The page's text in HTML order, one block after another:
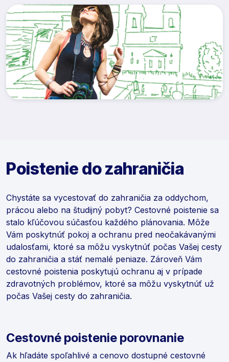
Poistenie do zahraničia
Chystáte sa vycestovať do zahraničia za oddychom,
prácou alebo na študijný pobyt? Cestovné poistenie sa
stalo kľúčovou súčasťou každého plánovania. Môže
Vám poskytnúť pokoj a ochranu pred neočakávanými
udalosťami, ktoré sa môžu vyskytnúť počas Vašej cesty
do zahraničia a stáť nemalé peniaze. Zároveň Vám
cestovné poistenia poskytujú ochranu aj v prípade
zdravotných problémov, ktoré sa môžu vyskytnúť už
počas Vašej cesty do zahraničia.
Cestovné poistenie porovnanie
Ak hľadáte spoľahlivé a cenovo dostupné cestovné